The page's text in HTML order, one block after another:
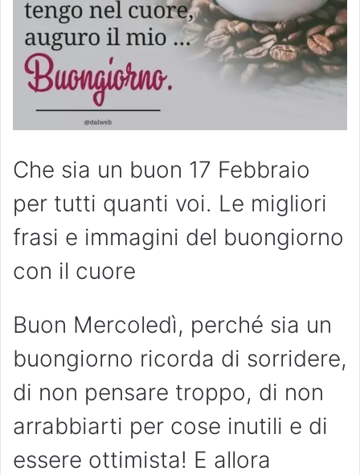
Che sia un buon 17 Febbraio
per tutti quanti voi. Le migliori
frasi e immagini del buongiorno
con il cuore
Buon Mercoledì, perché sia un
buongiorno ricorda di sorridere,
di non pensare troppo, di non
arrabbiarti per cose inutili e di
essere ottimista! E allora